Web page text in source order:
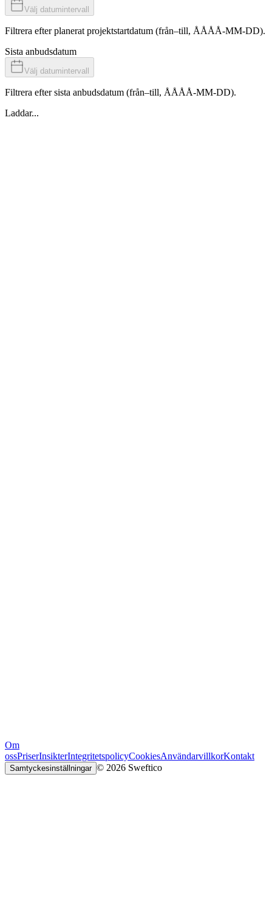
Välj datumintervall
Filtrera efter planerat projektstartdatum (från–till, ÅÅÅÅ-MM-DD).
Sista anbudsdatum
Välj datumintervall
Filtrera efter sista anbudsdatum (från–till, ÅÅÅÅ-MM-DD).
Laddar...
Om
ossPriserInsikterIntegritetspolicyCookiesAnvändarvillkorKontakt
Samtyckesinställningar © 2026 Sweftico